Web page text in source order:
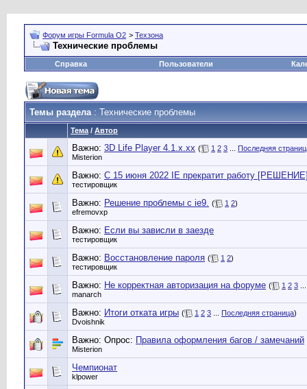
Форум игры Formula O2 > Техзона
Технические проблемы
Справка Пользователи
Темы раздела: Технические проблемы
Тема / Автор
Важно: 3D Life Player 4.1.x.xx ( 1 2 3
Последняя
Misterion
Важно: С 15 июня 2022 IE прекратит работу
тестировщик
Важно: Решение проблемы с ie9. ( 1 2)
efremovxp
Важно: Если вы зависли в заезде
тестировщик
Важно: Восстановление пароля ( 1 2)
тестировщик
Важно: Не корректная авторизация на форуме ( 1 2 3
manarch
Важно: Итоги отката игры ( 1 2 3 Последняя страница)
Dvoishnik
Важно: Опрос: Правила оформления багов / замечаний
Misterion
Чемпионат
klpower